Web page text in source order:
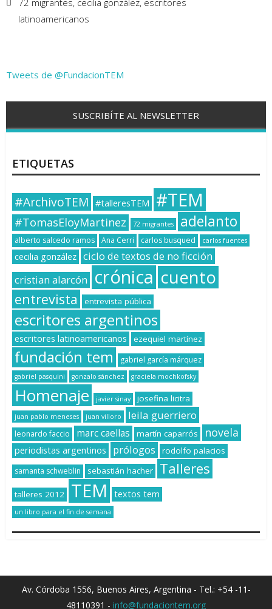
72 migrantes, cecilia gonzález, escritores
latinoamericanos
Tweets de @FundacionTEM
SUSCRIBÍTE AL NEWSLETTER
ETIQUETAS
#ArchivoTEM #talleresTEM #TEM
#TomasEloyMartinez 72 migrantes adelanto
alberto salcedo ramos Ana Cerri carlos busqued carlos fuentes
cecilia gonzález ciclo de textos de no ficción
cristian alarcón
crónica cuento
entrevista entrevista pública
escritores argentinos
escritores latinoamericanos ezequiel martínez
fundación tem gabriel garcía márquez
gabriel pasquini gonzalo sánchez graciela mochkofsky
Homenaje javier sinay josefina licitra
juan pablo meneses juan villoro leila guerriero
leonardo faccio marc caellas martín caparrós novela
periodistas argentinos prólogos rodolfo palacios
samanta schweblin sebastián hacher Talleres
talleres 2012 TEM textos tem
un libro para el fin de semana
Av. Córdoba 1556, Buenos Aires, Argentina - Tel.: +54 -11-
48110391 - info@fundaciontem.org